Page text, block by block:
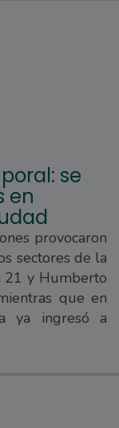
se
en
provocaron
sectores de la
21 y Humberto
que en
ya ingresó a